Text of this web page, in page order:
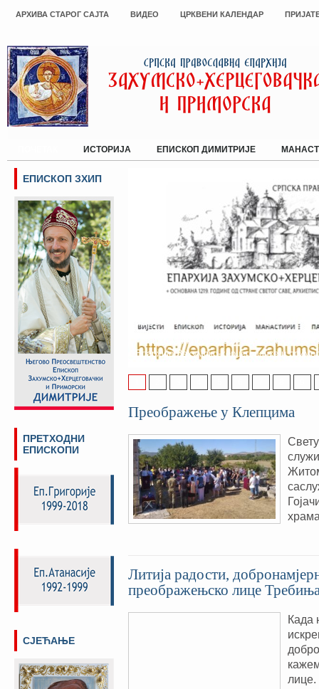
АРХИВА СТАРОГ САЈТА ВИДЕО ЦРКВЕНИ КАЛЕНДАР
ИСТОРИЈА ЕПИСКОП ДИМИТРИЈЕ
адреси и са новим изгледом
Поштовани посјетиоци, од Васкрса ове
Епархије Захумско-херцеговачке и
Преображење у Клепцима
Литија радости,
преображењско лице
Када
ЕПИСКОП ЗХИП
ПРЕТХОДНИ
ЕПИСКОПИ
СЈЕЋАЊЕ